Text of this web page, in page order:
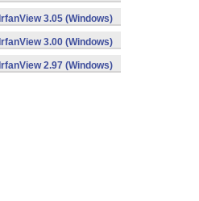
IrfanView 3.05 (Windows)
IrfanView 3.00 (Windows)
IrfanView 2.97 (Windows)